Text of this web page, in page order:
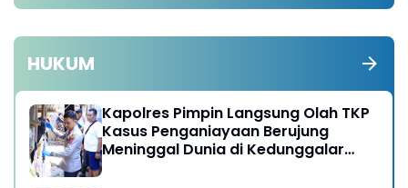
HUKUM
Kapolres Pimpin Langsung Olah TKP
Kasus Penganiayaan Berujung
Meninggal Dunia di Kedunggalar